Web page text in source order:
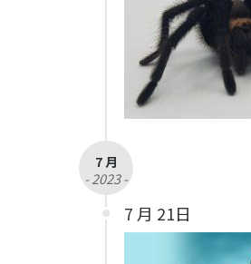
7 月
- 2023 -
7 月 21日